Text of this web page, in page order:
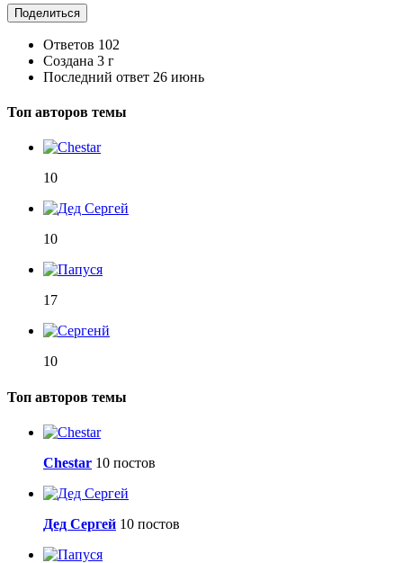
Поделиться
Ответов 102
Создана 3 г
Последний ответ 26 июнь
Топ авторов темы
10
10
17
10
Топ авторов темы
Сhestar 10 постов
Дед Сергей 10 постов